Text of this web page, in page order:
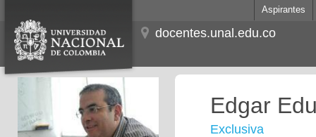
Aspirantes
docentes.unal.edu.co
Edgar
Exclusiva